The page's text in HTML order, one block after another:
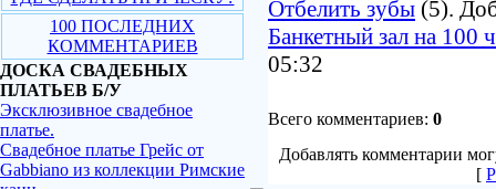
100 ПОСЛЕДНИХ
КОММЕНТАРИЕВ
ДОСКА СВАДЕБНЫХ
ПЛАТЬЕВ Б/У
Эксклюзивное свадебное
платье.
Свадебное платье Грейс от
Gabbiano из коллекции Римские
Отбелить зубы (5).
Банкетный зал на 100
05:32
Всего комментариев: 0
Добавлять комментарии
[